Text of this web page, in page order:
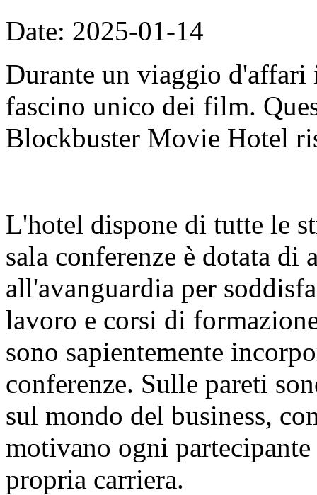
Date: 2025-01-14
Durante un viaggio
fascino unico dei film.
Blockbuster Movie Hotel
L'hotel dispone di tutte le
sala conferenze è dotata di
all'avanguardia per
lavoro e corsi di
sono sapientemente
conferenze. Sulle pareti
sul mondo del business,
motivano ogni
propria carriera.